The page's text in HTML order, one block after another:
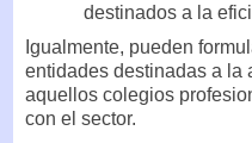
destinados a la
Igualmente, pueden
entidades destinadas a la
aquellos colegios
con el sector.